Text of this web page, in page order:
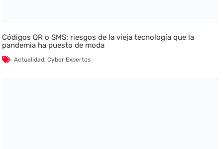
Códigos QR o SMS: riesgos de la vieja tecnología que la
pandemia ha puesto de moda
Actualidad,Cyber Expertos